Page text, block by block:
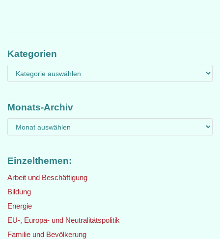
Kategorien
Monats-Archiv
Einzelthemen:
Arbeit und Beschäftigung
Bildung
Energie
EU-, Europa- und Neutralitätspolitik
Familie und Bevölkerung